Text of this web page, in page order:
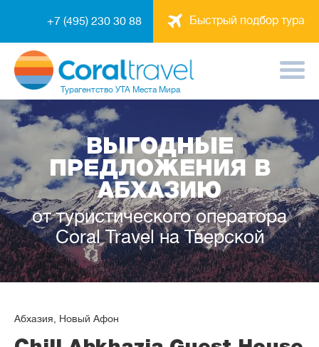
Быстрый подбор тура
+7 (495) 230 30 88
Турагентство УТА Места Мира
ВЫГОДНЫЕ
ПРЕДЛОЖЕНИЯ В
АБХАЗИЮ
от туристического оператора
Coral Travel на Тверской
Абхазия, Новый Афон